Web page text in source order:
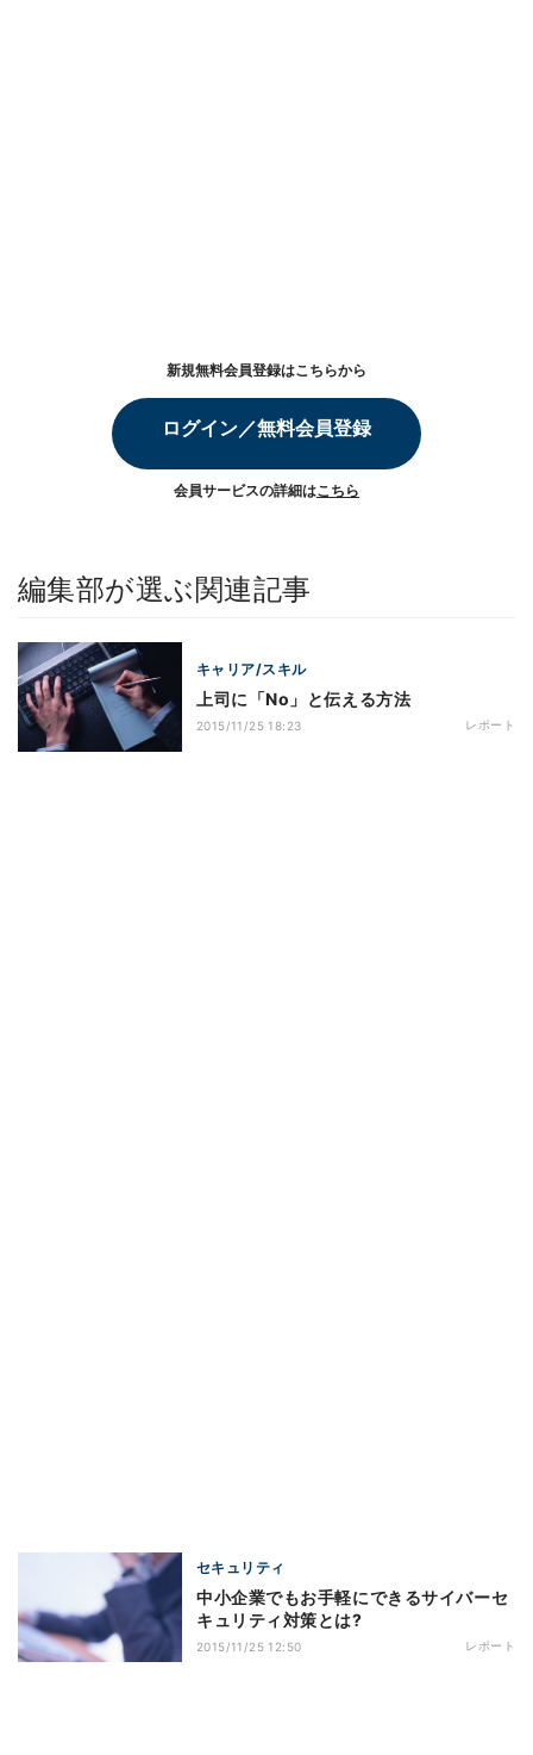
新規無料会員登録はこちらから
ログイン／無料会員登録
会員サービスの詳細はこちら
編集部が選ぶ関連記事
キャリア/スキル
上司に「No」と伝える方法
2015/11/25 18:23 レポート
セキュリティ
中小企業でもお手軽にできるサイバーセ
キュリティ対策とは?
2015/11/25 12:50 レポート